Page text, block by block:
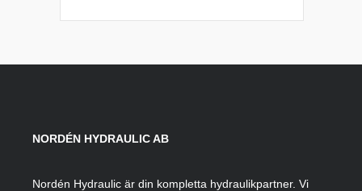
NORDÉN HYDRAULIC AB
Nordén Hydraulic är din kompletta hydraulikpartner. Vi